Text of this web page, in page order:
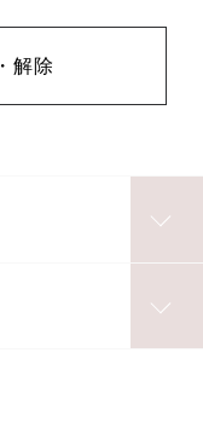
解除